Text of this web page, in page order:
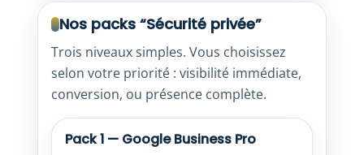
Nos packs “Sécurité privée”
Trois niveaux simples. Vous choisissez
selon votre priorité : visibilité immédiate,
conversion, ou présence complète.
Pack 1 — Google Business Pro